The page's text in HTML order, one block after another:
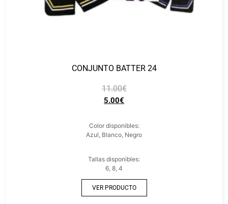
CONJUNTO BATTER 24
11.00€
5.00€
Color disponibles:
Azul, Blanco, Negro
Tallas disponibles:
6, 8, 4
VER PRODUCTO